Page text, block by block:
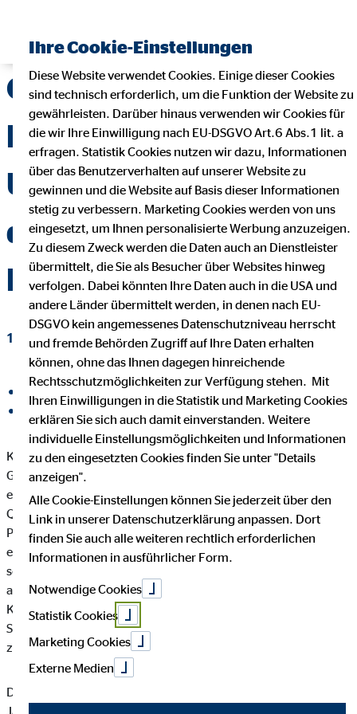
OVB im ersten
Halbjahr 2020 mit
Umsatzplus und
deutlichem
Ergebnisanstieg
12. August 2020|OVB Holding AG
auf Facebook teilen
auf LinkedIn teilen
Köln, 12. August 2020. Nach einer dynamischen
Geschäftsentwicklung im ersten Quartal des Jahres konnte der
europäische Finanzvermittlungskonzern OVB im zweiten
Quartal 2020 – trotz der Auswirkungen der COVID-19-
Pandemie – das gute Umsatzniveau des Vorjahresquartals
erreichen. Die Erträge aus Vermittlungen nahmen in den ersten
sechs Monaten 2020 im Vorjahresvergleich um 2,9 Prozent
auf 130,7 Mio. Euro zu. Alle drei regionalen Segmente des
Konzerns trugen zum Umsatzwachstum bei. Das stärkste
Segment Mittel- und Osteuropa konnte um 5,4 Prozent
zulegen.
Die Zahl der hauptberuflichen Finanzvermittler stieg im
Jahresvergleich um 2,4 Prozent auf 5.072. Den in 15
Ihre Cookie-Einstellungen
Diese Website verwendet Cookies. Einige dieser Cookies
sind technisch erforderlich, um die Funktion der Website zu
gewährleisten. Darüber hinaus verwenden wir Cookies für
die wir Ihre Einwilligung nach EU-DSGVO Art.6 Abs.1 lit. a
erfragen. Statistik Cookies nutzen wir dazu, Informationen
über das Benutzerverhalten auf unserer Website zu
gewinnen und die Website auf Basis dieser Informationen
stetig zu verbessern. Marketing Cookies werden von uns
eingesetzt, um Ihnen personalisierte Werbung anzuzeigen.
Zu diesem Zweck werden die Daten auch an Dienstleister
übermittelt, die Sie als Besucher über Websites hinweg
verfolgen. Dabei könnten Ihre Daten auch in die USA und
andere Länder übermittelt werden, in denen nach EU-
DSGVO kein angemessenes Datenschutzniveau herrscht
und fremde Behörden Zugriff auf Ihre Daten erhalten
können, ohne das Ihnen dagegen hinreichende
Rechtsschutzmöglichkeiten zur Verfügung stehen. Mit
Ihren Einwilligungen in die Statistik und Marketing Cookies
erklären Sie sich auch damit einverstanden. Weitere
individuelle Einstellungsmöglichkeiten und Informationen
zu den eingesetzten Cookies finden Sie unter "Details
anzeigen".
Alle Cookie-Einstellungen können Sie jederzeit über den
Link in unserer Datenschutzerklärung anpassen. Dort
finden Sie auch alle weiteren rechtlich erforderlichen
Informationen in ausführlicher Form.
Notwendige Cookies
Statistik Cookies
Marketing Cookies
Externe Medien